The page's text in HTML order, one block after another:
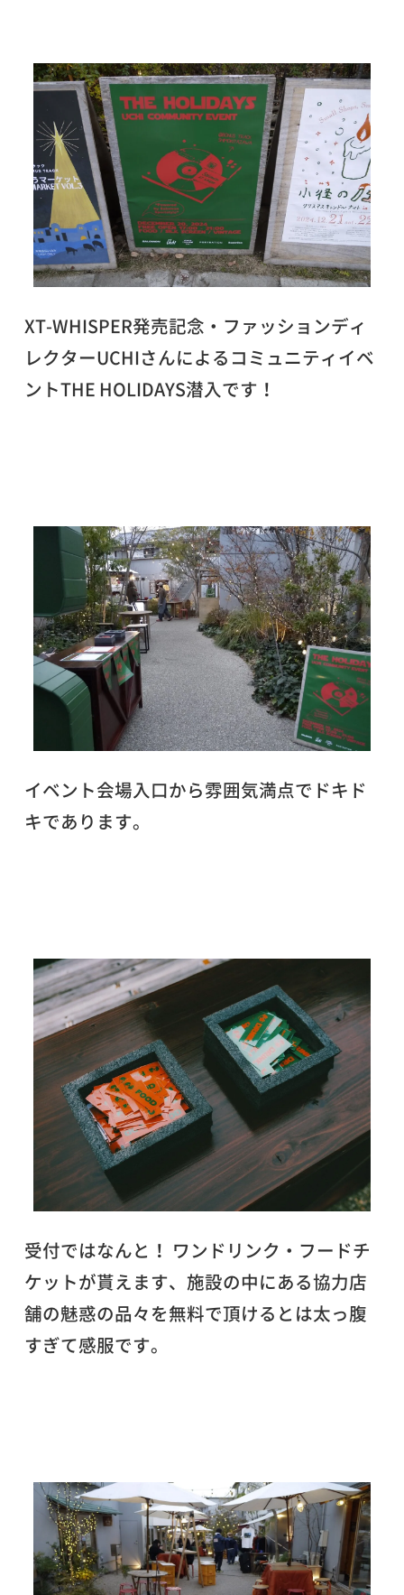
XT-WHISPER発売記念・ファッションディ
レクターUCHIさんによるコミュニティイベ
ントTHE HOLIDAYS潜入です！
イベント会場入口から雰囲気満点でドキド
キであります。
受付ではなんと！ ワンドリンク・フードチ
ケットが貰えます、施設の中にある協力店
舗の魅惑の品々を無料で頂けるとは太っ腹
すぎて感服です。